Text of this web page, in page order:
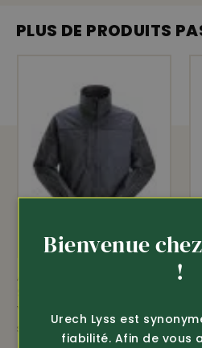
PLUS DE PRODUITS
Article 368812
Veste de travail
stretch AllroundWork
Bienvenue
!
Urech Lyss est
fiabilité. Afin de vous